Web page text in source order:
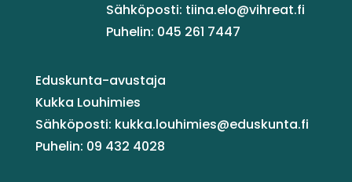
Sähköposti: tiina.elo@vihreat.fi
Puhelin: 045 261 7447
Eduskunta-avustaja
Kukka Louhimies
Sähköposti: kukka.louhimies@eduskunta.fi
Puhelin: 09 432 4028